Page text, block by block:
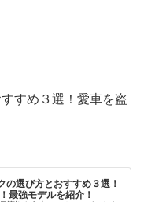
すめ３選！愛車を盗
の選び方とおすすめ３選！
最強モデルを紹介！